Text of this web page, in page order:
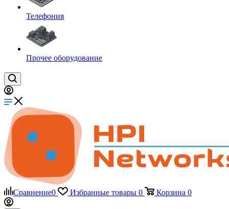
Телефония
Прочее оборудование
Сравнение0 Избранные товары 0 Корзина 0